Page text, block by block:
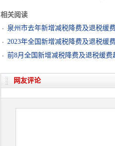
相关阅读
泉州市去年新增减税降费及退税缓
2023年全国新增减税降费及退税缓
前8月全国新增减税降费及退税缓费
网友评论